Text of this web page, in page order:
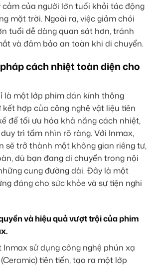
của người lớn tuổi khỏi tác động
mặt trời. Ngoài ra, việc giảm chói
tuổi dễ dàng quan sát hơn, tránh
và đảm bảo an toàn khi di chuyển.
cách nhiệt toàn diện cho
là một lớp phim dán kính thông
hợp của công nghệ vật liệu tiên
để tối ưu hóa khả năng cách nhiệt,
trì tầm nhìn rõ ràng. Với Inmax,
sẽ trở thành một không gian riêng tư,
dù bạn đang di chuyển trong nội
cung đường dài. Đây là một
đáng cho sức khỏe và sự tiện nghi
và hiệu quả vượt trội của phim
sử dụng công nghệ phún xạ
tiên tiến, tạo ra một lớp